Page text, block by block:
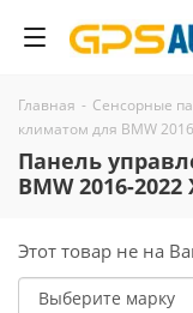
Главная - Сенсорные
климатом для BMW
Панель
BMW 2016-
Этот товар не на